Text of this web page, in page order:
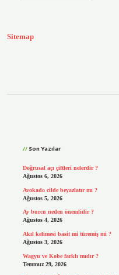
Sitemap
Son Yazılar
Doğrusal açı çiftleri nelerdir ?
Ağustos 6, 2026
Avokado cilde beyazlatır mı ?
Ağustos 5, 2026
Ay burcu neden önemlidir ?
Ağustos 4, 2026
Akıl kelimesi basit mi türemiş mi ?
Ağustos 3, 2026
Wagyu ve Kobe farklı mıdır ?
Temmuz 29, 2026